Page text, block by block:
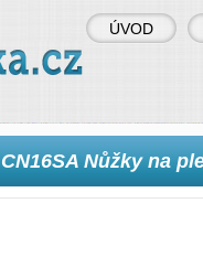
CN16SA Nůžky na
ÚVOD